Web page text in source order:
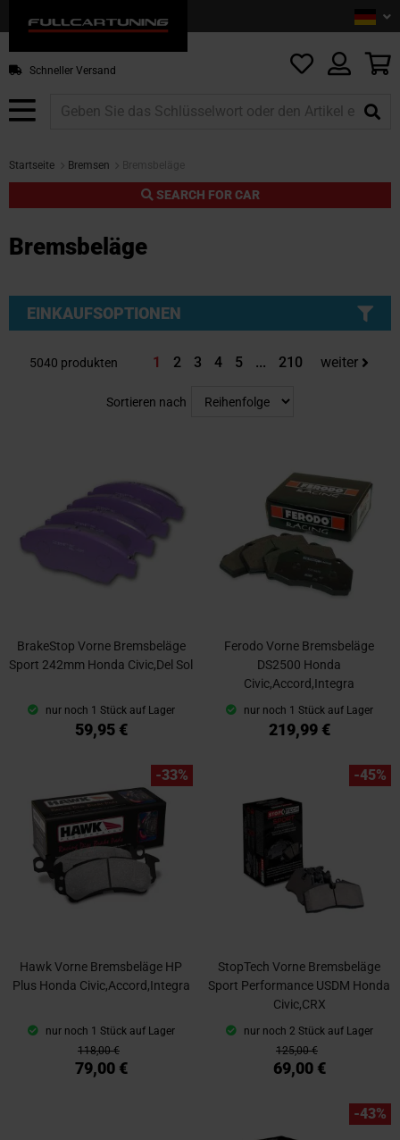
Schneller Versand
Startseite Bremsen
SEARCH FOR CAR
Bremsbeläge
EINKAUFSOPTIONEN
5040 produkten Sie lesen gerade die Seite
1 Seite
2 Seite
3 Seite
4 Seite
5 ... Seite
210 weiter
Sortieren nach
BrakeStop Vorne Bremsbeläge
Sport 242mm Honda Civic,Del Sol
nur noch 1 Stück auf Lager
59,95 €
Ferodo Vorne Bremsbeläge
DS2500 Honda
Civic,Accord,Integra
nur noch 1 Stück auf Lager
219,99 €
-33%
Hawk Vorne Bremsbeläge HP
Plus Honda Civic,Accord,Integra
nur noch 1 Stück auf Lager
118,00 €
79,00 €
-45%
StopTech Vorne Bremsbeläge
Sport Performance USDM Honda
Civic,CRX
nur noch 2 Stück auf Lager
125,00 €
69,00 €
-43%